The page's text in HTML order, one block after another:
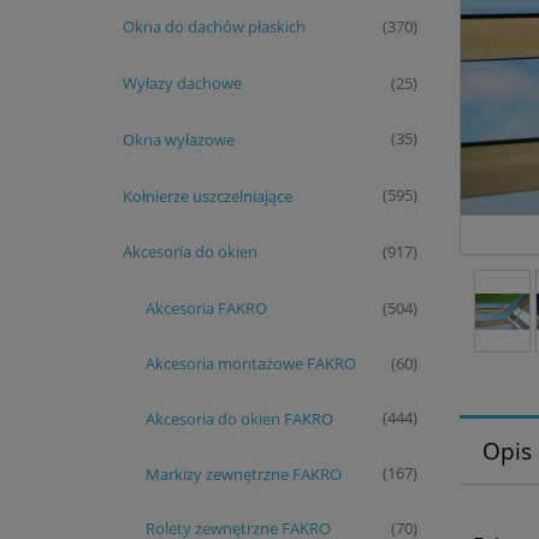
Okna do dachów płaskich (370)
Wyłazy dachowe (25)
Okna wyłazowe (35)
Kołnierze uszczelniające (595)
Akcesoria do okien (917)
Akcesoria FAKRO (504)
Akcesoria montażowe FAKRO (60)
Akcesoria do okien FAKRO (444)
Markizy zewnętrzne FAKRO (167)
Rolety zewnętrzne FAKRO (70)
Opis